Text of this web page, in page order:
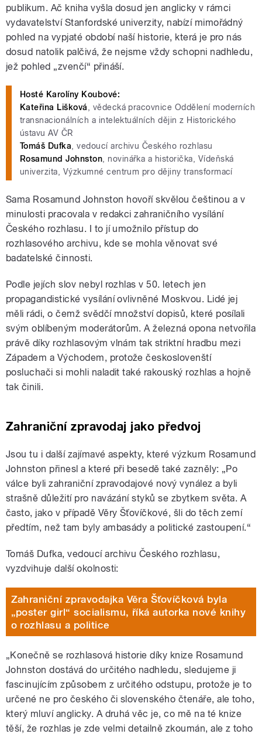
publikum. Ač kniha vyšla dosud jen anglicky v rámci
vydavatelství Stanfordské univerzity, nabízí mimořádný
pohled na vypjaté období naší historie, která je pro nás
dosud natolik palčivá, že nejsme vždy schopni nadhledu,
jež pohled „zvenčí“ přináší.
Hosté Karolíny Koubové:
Kateřina Lišková, vědecká pracovnice Oddělení moderních
transnacionálních a intelektuálních dějin z Historického
ústavu AV ČR
Tomáš Dufka, vedoucí archivu Českého rozhlasu
Rosamund Johnston, novinářka a historička, Vídeňská
univerzita, Výzkumné centrum pro dějiny transformací
Sama Rosamund Johnston hovoří skvělou češtinou a v
minulosti pracovala v redakci zahraničního vysílání
Českého rozhlasu. I to jí umožnilo přístup do
rozhlasového archivu, kde se mohla věnovat své
badatelské činnosti.
Podle jejích slov nebyl rozhlas v 50. letech jen
propagandistické vysílání ovlivněné Moskvou. Lidé jej
měli rádi, o čemž svědčí množství dopisů, které posílali
svým oblíbeným moderátorům. A železná opona netvořila
právě díky rozhlasovým vlnám tak striktní hradbu mezi
Západem a Východem, protože českoslovenští
posluchači si mohli naladit také rakouský rozhlas a hojně
tak činili.
Zahraniční zpravodaj jako předvoj
Jsou tu i další zajímavé aspekty, které výzkum Rosamund
Johnston přinesl a které při besedě také zazněly: „Po
válce byli zahraniční zpravodajové nový vynález a byli
strašně důležití pro navázání styků se zbytkem světa. A
často, jako v případě Věry Šťovíčkové, šli do těch zemí
předtím, než tam byly ambasády a politické zastoupení.“
Tomáš Dufka, vedoucí archivu Českého rozhlasu,
vyzdvihuje další okolnosti:
Zahraniční zpravodajka Věra Šťovíčková byla
„poster girl“ socialismu, říká autorka nové knihy
o rozhlasu a politice
„Konečně se rozhlasová historie díky knize Rosamund
Johnstondostává do určitého nadhledu, sledujeme ji
fascinujícím způsobem z určitého odstupu, protože je to
určené ne pro českého či slovenského čtenáře, ale toho,
který mluví anglicky. A druhá věc je, co mě na té knize
těší, že rozhlas je zde velmi detailně zkoumán, ale z toho